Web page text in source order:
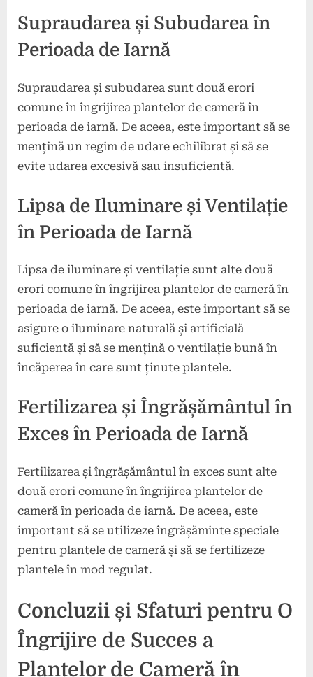
Supraudarea și Subudarea în
Perioada de Iarnă
Supraudarea și subudarea sunt două erori
comune în îngrijirea plantelor de cameră în
perioada de iarnă. De aceea, este important să se
mențină un regim de udare echilibrat și să se
evite udarea excesivă sau insuficientă.
Lipsa de Iluminare și Ventilație
în Perioada de Iarnă
Lipsa de iluminare și ventilație sunt alte două
erori comune în îngrijirea plantelor de cameră în
perioada de iarnă. De aceea, este important să se
asigure o iluminare naturală și artificială
suficientă și să se mențină o ventilație bună în
încăperea în care sunt ținute plantele.
Fertilizarea și Îngrășământul în
Exces în Perioada de Iarnă
Fertilizarea și îngrășământul în exces sunt alte
două erori comune în îngrijirea plantelor de
cameră în perioada de iarnă. De aceea, este
important să se utilizeze îngrășăminte speciale
pentru plantele de cameră și să se fertilizeze
plantele în mod regulat.
Concluzii și Sfaturi pentru O
Îngrijire de Succes a
Plantelor de Cameră în